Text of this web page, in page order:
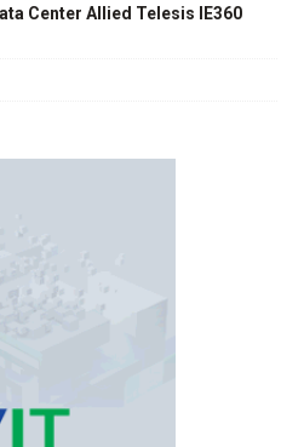
Center Allied Telesis IE360